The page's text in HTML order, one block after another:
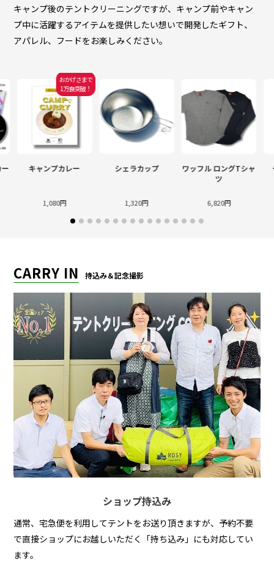
キャンプ後のテントクリーニングですが、キャンプ前やキャン
プ中に活躍するアイテムを提供したい想いで開発したギフト、
アパレル、フードをお楽しみください。
おかげさまで
1万食突破！
キャンプカレー
1,080円
シェラカップ
1,320円
ワッフル ロングTシャ
ツ
6,820円
CARRY IN 持込み＆記念撮影
ショップ持込み
通常、宅急便を利用してテントをお送り頂きますが、予約不要
で直接ショップにお越しいただく「持ち込み」にも対応してい
ます。